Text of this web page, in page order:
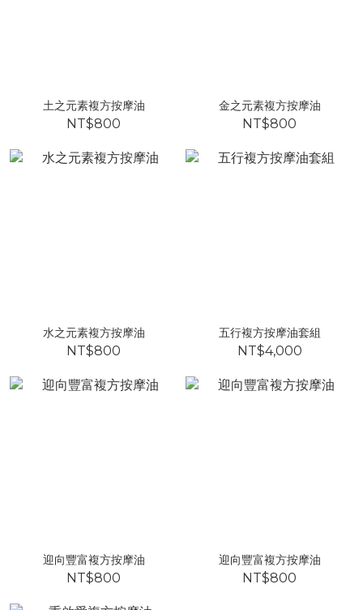
土之元素複方按摩油
NT$800
金之元素複方按摩油
NT$800
水之元素複方按摩油
NT$800
五行複方按摩油套組
NT$4,000
迎向豐富複方按摩油
NT$800
迎向豐富複方按摩油
NT$800